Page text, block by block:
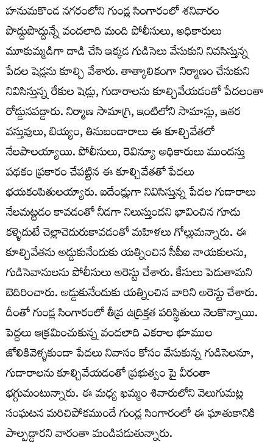
హనుమకొండ నగరంలోని గుండ్ల సింగారంలో శనివారం
పొద్దుపొద్దున్నే వందలాది మంది పోలీసులు, అధికారులు
మూకుమ్మడిగా దాడి చేసి ఇక్కడ గుడిసెలు వేసుకుని నివసిస్తున్న
పేదల షెడ్లను కూల్చి వేశారు. తాత్కాలికంగా నిర్మాణం చేసుకుని
నివిసిస్తున్న రేకుల షెడ్లు, గుడారాలను కూల్చివేయడంతో పేదలంతా
రోడ్డునపడ్డారు. నిర్మాణ సామాగ్రి, ఇంటిలోని సామాన్లు, ఇతర
వస్తువులు, బియ్యం, తినుబండారాలు ఈ కూల్చివేతలో
నేలపాలయ్యాయి. పోలీసులు, రెవిన్యూ అధికారులు ముందస్తు
పథకం ప్రకారం చేపట్టిన ఈ కూల్చివేతతో పేదలు
భయకంపితులయ్యారు. ఐదేండ్లుగా నివిసిస్తున్న పేదల గుడారాలు
నేలమట్టడం కావడంతో నీడగా నిలుస్తుందని భావించిన గూడు
కళ్ళెదుటే చెల్లాచెదురుకావడంతో మహిళలు గోల్లుమన్నారు. ఈ
కూల్చివేతను అడ్డుకునేందుకు యత్నించిన సీపీఐ నాయకులను,
గుడిసెవానులను పోలీసులు అరెస్టు చేశారు. కేసులు పెడుతామని
బెదిరించారు. అడ్డుకునేందుకు యత్నించిన వారిని అరెస్టు చేశారు.
దీంతో గుండ్ల సింగారంలో తీవ్ర ఉద్రిక్తత పరిస్థితులు నెలకొన్నాయి.
పెద్దలు ఆక్రమించుకున్న వందలాది ఎకరాల భూముల
జోలికివెళ్ళకుండా పేదలు నివాసం కోసం వేసుకున్న గుడిసెలనూ,
గుడారాలను కూల్చివేయడంతో ప్రభుత్వం పై వీరంతా
భగ్గుమంటున్నారు. ఈ మధ్య ఖమ్మం శివారులోని వెలుగుమట్ల
సంఘటన మరిచిపోకముందే గుండ్ల సింగారంలో ఈ ఘాతుకానికి
పాల్పడ్డారని వారంతా మండిపడుతున్నారు.